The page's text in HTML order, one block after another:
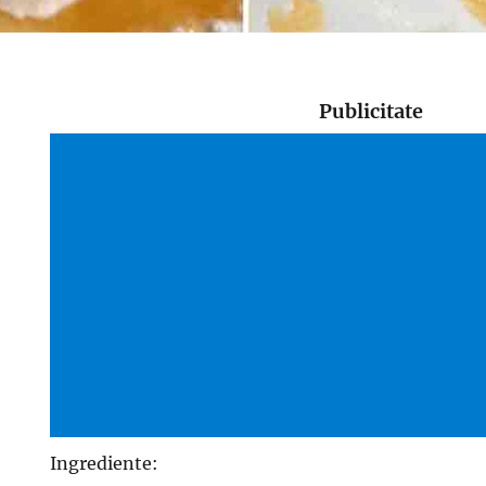
Publicitate
Ingrediente: